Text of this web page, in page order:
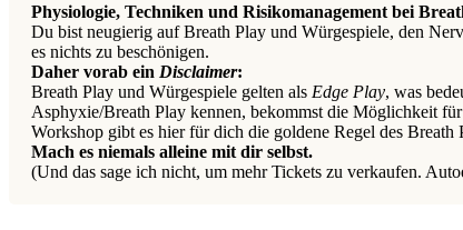
Physiologie, Techniken und Risikomanagement bei
Du bist neugierig auf Breath Play und Würgespiele, den
es nichts zu beschönigen.
Daher vorab ein Disclaimer:
Breath Play und Würgespiele gelten als Edge Play, was
Asphyxie/Breath Play kennen, bekommst die Möglichkeit
Workshop gibt es hier für dich die goldene Regel des Breath
Mach es niemals alleine mit dir selbst.
(Und das sage ich nicht, um mehr Tickets zu verkaufen.